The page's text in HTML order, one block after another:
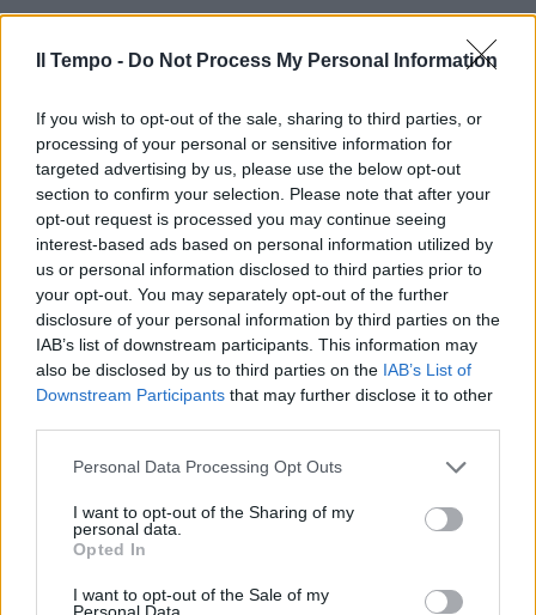
Il Tempo - Do Not Process My Personal Information
If you wish to opt-out of the sale, sharing to third parties, or
processing of your personal or sensitive information for
targeted advertising by us, please use the below opt-out
section to confirm your selection. Please note that after your
opt-out request is processed you may continue seeing
interest-based ads based on personal information utilized by
us or personal information disclosed to third parties prior to
your opt-out. You may separately opt-out of the further
disclosure of your personal information by third parties on the
IAB’s list of downstream participants. This information may
also be disclosed by us to third parties on the IAB’s List of
Downstream Participants that may further disclose it to other
Personal Data Processing Opt Outs
I want to opt-out of the Sharing of my
personal data.
Opted In
I want to opt-out of the Sale of my
Personal Data.